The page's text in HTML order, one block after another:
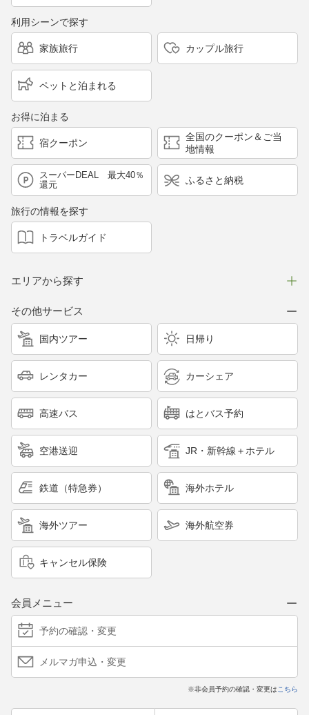
利用シーンで探す
家族旅行 カップル旅行
ペットと泊まれる
お得に泊まる
宿クーポン
全国のクーポン＆ご当
地情報
スーパーDEAL 最大40％
還元
ふるさと納税
旅行の情報を探す
トラベルガイド
エリアから探す
その他サービス
国内ツアー 日帰り
レンタカー カーシェア
高速バス はとバス予約
空港送迎 JR・新幹線＋ホテル
鉄道（特急券） 海外ホテル
海外ツアー 海外航空券
キャンセル保険
会員メニュー
予約の確認・変更
メルマガ申込・変更
※非会員予約の確認・変更は こちら